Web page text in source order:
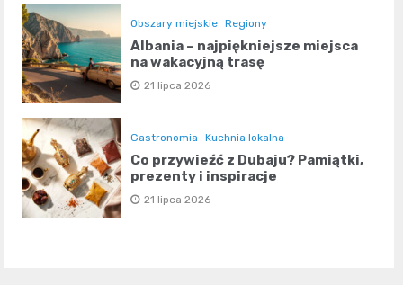
Obszary miejskie Regiony
Albania – najpiękniejsze miejsca
na wakacyjną trasę
21 lipca 2026
Gastronomia Kuchnia lokalna
Co przywieźć z Dubaju? Pamiątki,
prezenty i inspiracje
21 lipca 2026